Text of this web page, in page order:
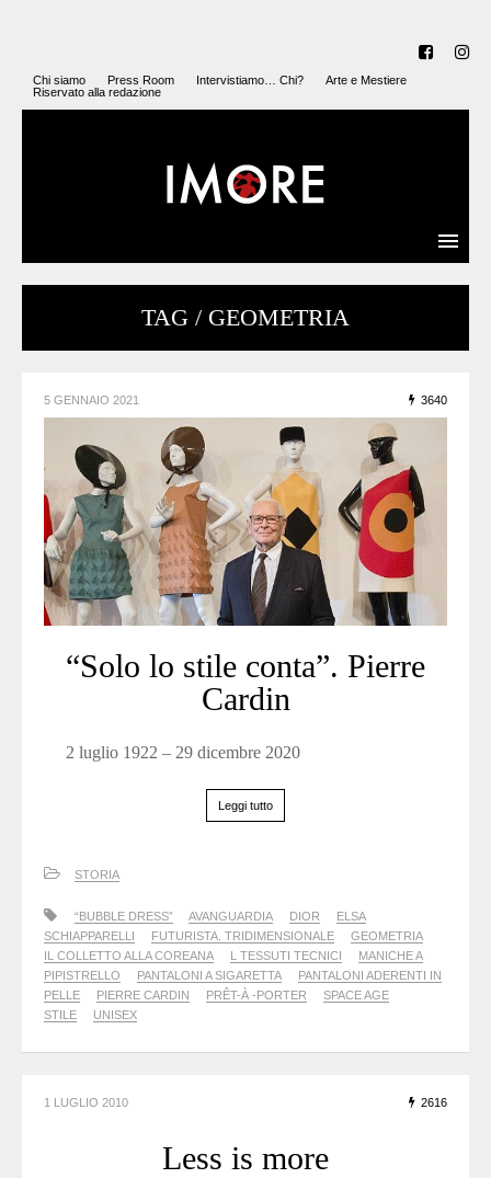
Chi siamo Press Room Intervistiamo… Chi?
Arte e Mestiere
Riservato alla redazione
TAG / GEOMETRIA
5 GENNAIO 2021 3640
“Solo lo stile conta”. Pierre
Cardin
2 luglio 1922 – 29 dicembre 2020
Leggi tutto
STORIA
“BUBBLE DRESS” AVANGUARDIA DIOR
ELSA
SCHIAPPARELLI
FUTURISTA. TRIDIMENSIONALE
GEOMETRIA
IL COLLETTO ALLA COREANA
L TESSUTI TECNICI
MANICHE A
PIPISTRELLO
PANTALONI A SIGARETTA
PANTALONI ADERENTI IN
PELLE
PIERRE CARDIN PRÊT-À -PORTER
SPACE AGE
STILE
UNISEX
1 LUGLIO 2010 2616
Less is more